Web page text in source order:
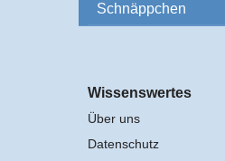
Schnäppchen
Wissenswertes
Über uns
Datenschutz